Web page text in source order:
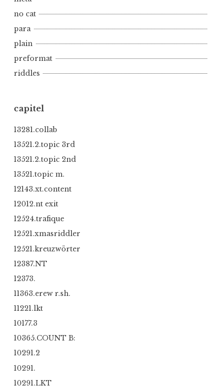
no cat
para
plain
preformat
riddles
capitel
13281.collab
13521.2.topic 3rd
13521.2.topic 2nd
13521.topic m.
12143.xt.content
12012.nt exit
12524.trafique
12521.xmasriddler
12521.kreuzwörter
12387.NT
12373.
11363.erew r.sh.
11221.lkt
10177.3
10365.COUNT B:
10291.2
10291.
10291.LKT